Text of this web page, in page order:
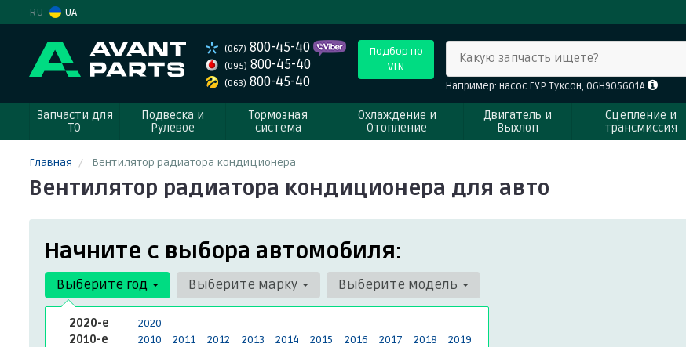
RU UA
(067) 800-45-40
(095) 800-45-40
(063) 800-45-40
Подбор по
VIN
Какую запчасть ищете?
Например: насос ГУР Туксон, 06H905601A
Запчасти для
ТО
Подвеска и
Рулевое
Тормозная
система
Охлаждение и
Отопление
Двигатель и
Выхлоп
Сцепление и
трансмиссия
Главная Вентилятор радиатора кондиционера
Вентилятор радиатора кондиционера для авто
Начните с выбора автомобиля:
Выберите год
2020-е
2020
2010-е
2010 2011 2012 2013 2014 2015 2016 2017 2018
2019
Выберите марку Выберите модель